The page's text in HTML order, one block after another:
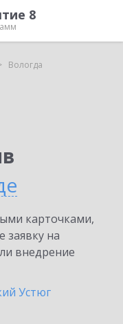
8
Вологда
карточками,
заявку на
внедрение
Устюг